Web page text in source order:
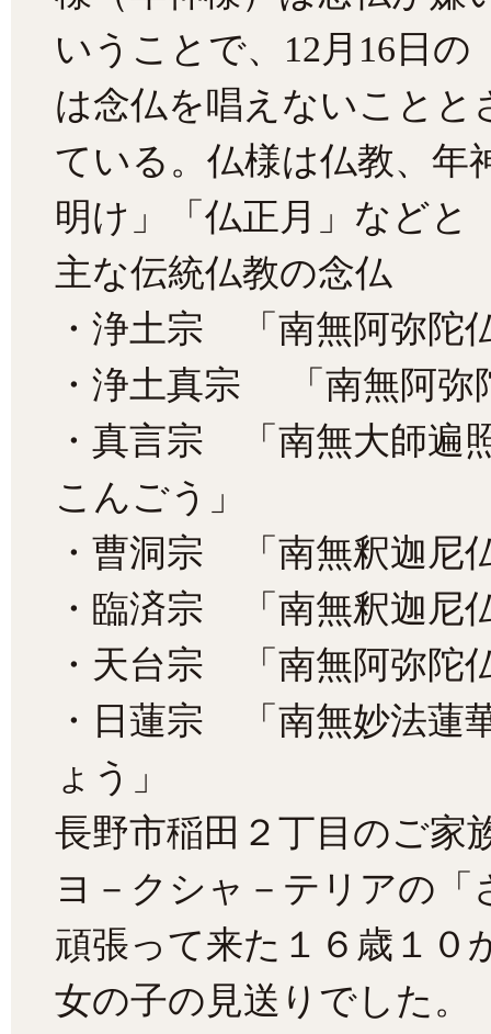
いうことで、12月16日の
は念仏を唱えないことと
ている。仏様は仏教、年
明け」「仏正月」などと
主な伝統仏教の念仏
・浄土宗 「南無阿弥陀
・浄土真宗 「南無阿弥
・真言宗 「南無大師遍
こんごう」
・曹洞宗 「南無釈迦尼
・臨済宗 「南無釈迦尼
・天台宗 「南無阿弥陀
・日蓮宗 「南無妙法蓮
ょう」
長野市稲田２丁目のご家
ヨ－クシャ－テリアの
頑張って来た１６歳１０
女の子の見送りでした。